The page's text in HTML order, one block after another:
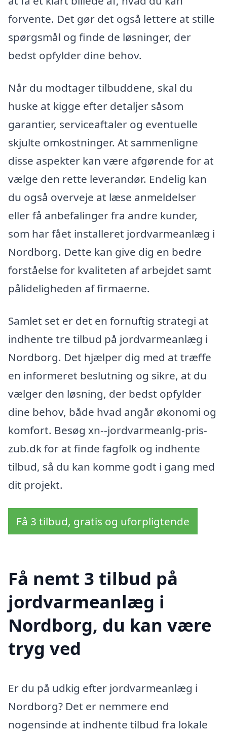
forvente. Det gør det også lettere at stille
spørgsmål og finde de løsninger, der
bedst opfylder dine behov.
Når du modtager tilbuddene, skal du
huske at kigge efter detaljer såsom
garantier, serviceaftaler og eventuelle
skjulte omkostninger. At sammenligne
disse aspekter kan være afgørende for at
vælge den rette leverandør. Endelig kan
du også overveje at læse anmeldelser
eller få anbefalinger fra andre kunder,
som har fået installeret jordvarmeanlæg i
Nordborg. Dette kan give dig en bedre
forståelse for kvaliteten af arbejdet samt
pålideligheden af firmaerne.
Samlet set er det en fornuftig strategi at
indhente tre tilbud på jordvarmeanlæg i
Nordborg. Det hjælper dig med at træffe
en informeret beslutning og sikre, at du
vælger den løsning, der bedst opfylder
dine behov, både hvad angår økonomi og
komfort. Besøg xn--jordvarmeanlg-pris-
zub.dk for at finde fagfolk og indhente
tilbud, så du kan komme godt i gang med
dit projekt.
Få 3 tilbud, gratis og uforpligtende
Få nemt 3 tilbud på
jordvarmeanlæg i
Nordborg, du kan være
tryg ved
Er du på udkig efter jordvarmeanlæg i
Nordborg? Det er nemmere end
nogensinde at indhente tilbud fra lokale